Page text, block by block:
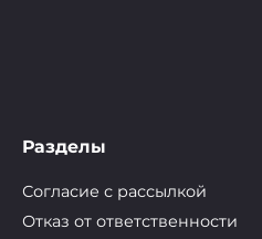
Разделы
Согласие с рассылкой
Отказ от ответственности